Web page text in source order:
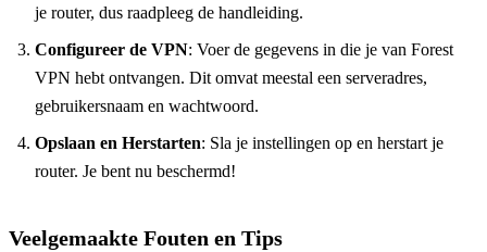
je router, dus raadpleeg de handleiding.
Configureer de VPN: Voer de gegevens in die je van Forest
VPN hebt ontvangen. Dit omvat meestal een serveradres,
gebruikersnaam en wachtwoord.
Opslaan en Herstarten: Sla je instellingen op en herstart je
router. Je bent nu beschermd!
Veelgemaakte Fouten en Tips